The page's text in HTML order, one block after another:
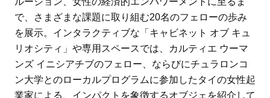
で、さまざまな課題に取り組む20名のフェローの歩み
を展示。インタラクティブな「キャビネット オブ キュ
リオシティ」や専用スペースでは、カルティエ ウーマ
ンズ イニシアチブのフェロー、ならびにチュラロンコ
ン大学とのローカルプログラムに参加したタイの女性起
業家による、インパクトを象徴するオブジェを紹介して